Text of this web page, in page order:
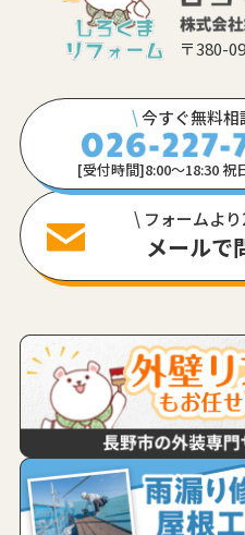
〒380-
\今すぐ無料相
[受付時間]8:00〜18:30 祝
\ フォームよ
メールで